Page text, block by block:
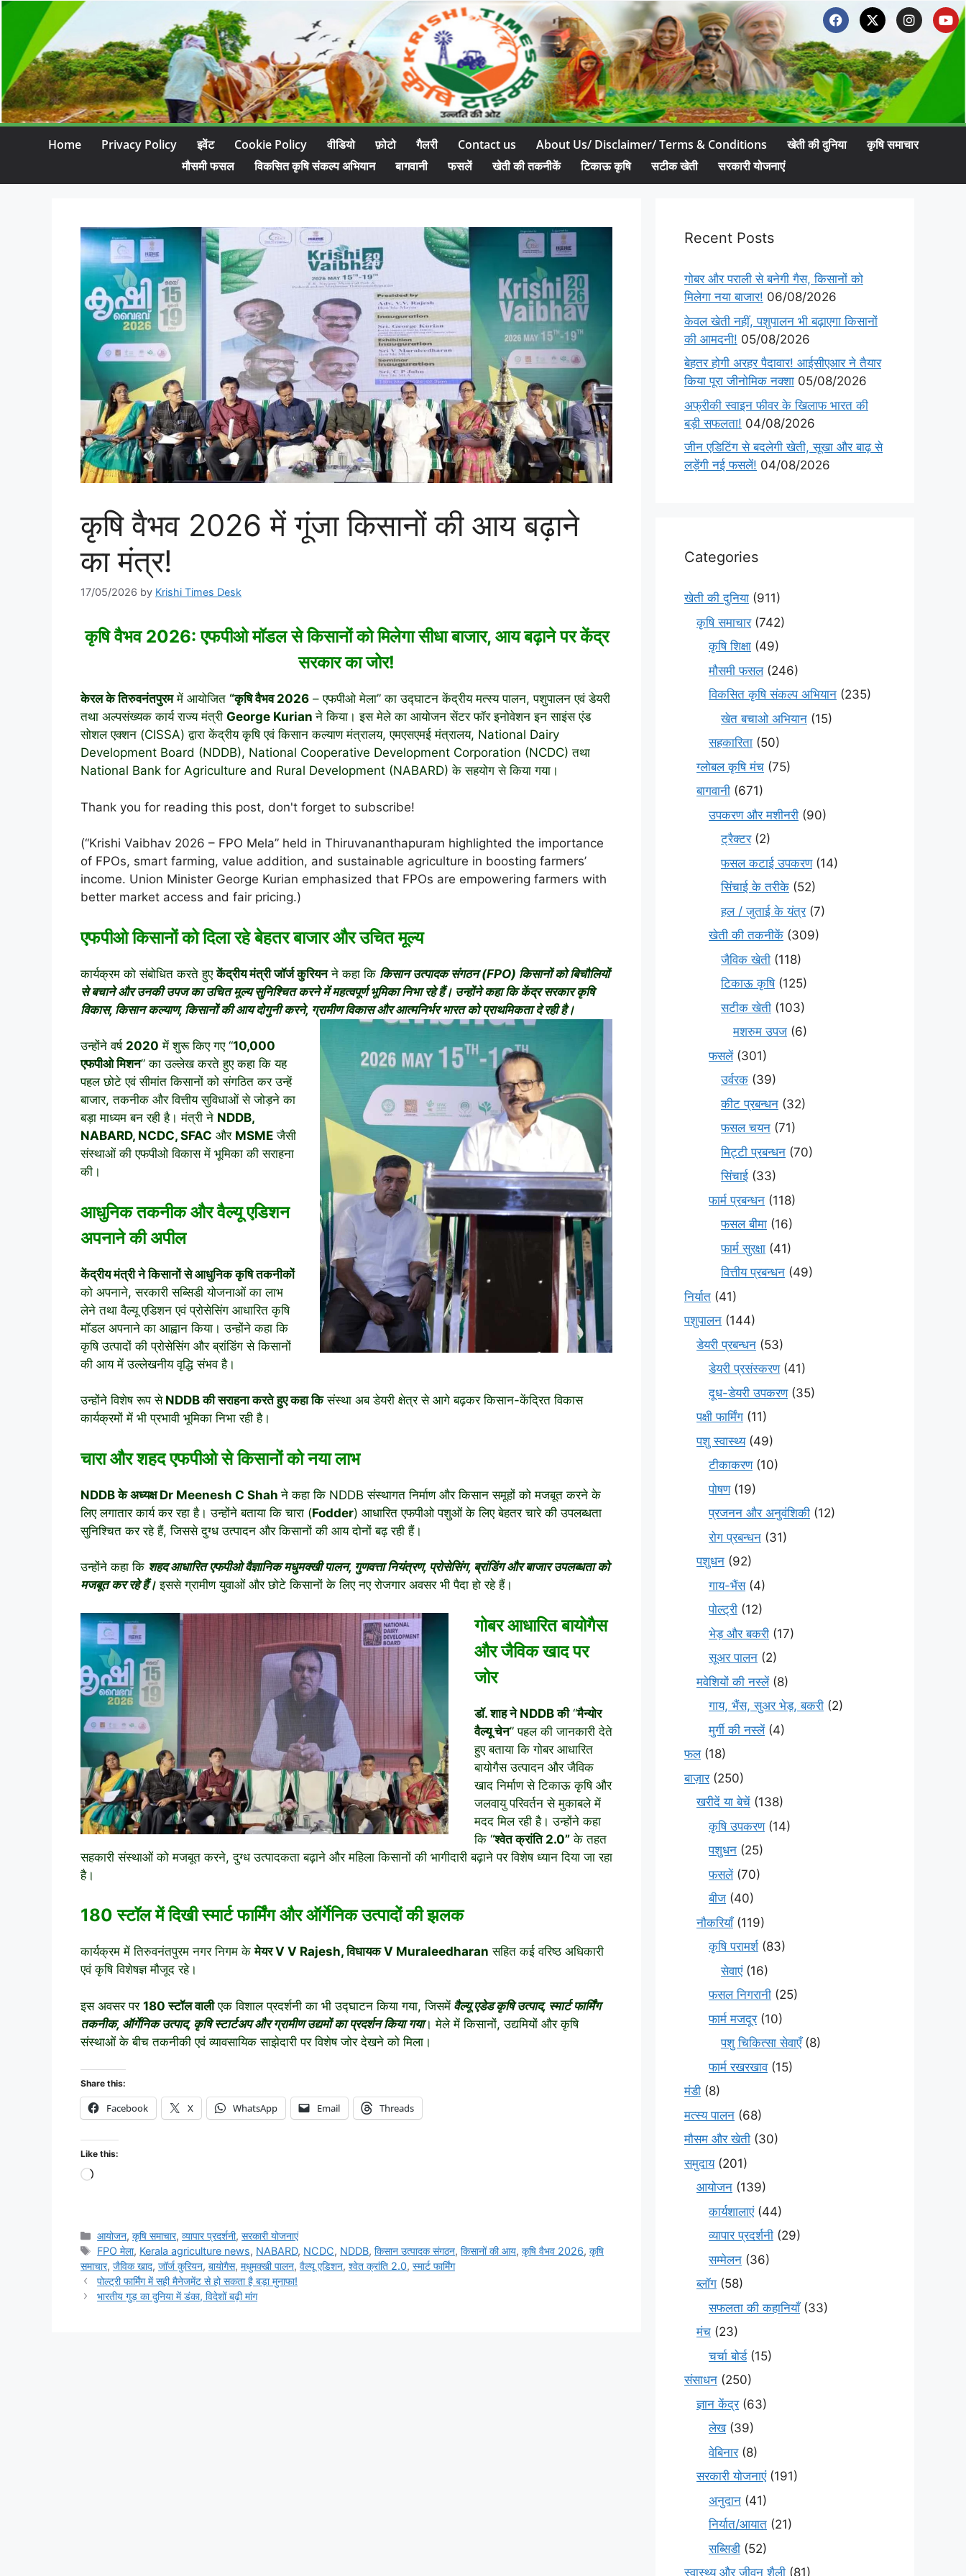
Home Privacy Policy इवेंट Cookie Policy वीडियो फ़ोटो गैलरी Contact us About Us/ Disclaimer/ Terms & Conditions खेती की दुनिया
कृषि समाचार
मौसमी फसल
विकसित कृषि संकल्प अभियान बागवानी फसलें खेती की तकनीकें टिकाऊ कृषि सटीक खेती सरकारी योजनाएं
कृषि वैभव 2026 में गूंजा किसानों की आय बढ़ाने
का मंत्र!
17/05/2026 by Krishi Times Desk
कृषि वैभव 2026: एफपीओ मॉडल से किसानों को मिलेगा सीधा बाजार, आय बढ़ाने पर केंद्र
सरकार का जोर!
केरल के तिरुवनंतपुरममें आयोजित “कृषि वैभव 2026 – एफपीओ मेला” का उद्घाटन केंद्रीय मत्स्य पालन, पशुपालन एवं डेयरी
तथा अल्पसंख्यक कार्य राज्य मंत्री George Kurian ने किया। इस मेले का आयोजन सेंटर फॉर इनोवेशन इन साइंस एंड
सोशल एक्शन (CISSA) द्वारा केंद्रीय कृषि एवं किसान कल्याण मंत्रालय, एमएसएमई मंत्रालय, National Dairy
Development Board (NDDB), National Cooperative Development Corporation (NCDC) तथा
National Bank for Agriculture and Rural Development (NABARD) के सहयोग से किया गया।
Thank you for reading this post, don't forget to subscribe!
(“Krishi Vaibhav 2026 – FPO Mela” held in Thiruvananthapuram highlighted the importance
of FPOs, smart farming, value addition, and sustainable agriculture in boosting farmers’
income. Union Minister George Kurian emphasized that FPOs are empowering farmers with
better market access and fair pricing.)
एफपीओ किसानों को दिला रहे बेहतर बाजार और उचित मूल्य
कार्यक्रम को संबोधित करते हुएकेंद्रीय मंत्री जॉर्ज कुरियनने कहा कि किसान उत्पादक संगठन (FPO) किसानों को बिचौलियों
से बचाने और उनकी उपज का उचित मूल्य सुनिश्चित करने में महत्वपूर्ण भूमिका निभा रहे हैं। उन्होंने कहा कि केंद्र सरकार कृषि
विकास, किसान कल्याण, किसानों की आय दोगुनी करने, ग्रामीण विकास और आत्मनिर्भर भारत को प्राथमिकता दे रही है।
उन्होंने वर्ष 2020 में शुरू किए गए “10,000
एफपीओ मिशन” का उल्लेख करते हुए कहा कि यह
पहल छोटे एवं सीमांत किसानों को संगठित कर उन्हें
बाजार, तकनीक और वित्तीय सुविधाओं से जोड़ने का
बड़ा माध्यम बन रही है। मंत्री ने NDDB,
NABARD, NCDC, SFAC और MSME जैसी
संस्थाओं की एफपीओ विकास में भूमिका की सराहना
की।
आधुनिक तकनीक और वैल्यू एडिशन
अपनाने की अपील
केंद्रीय मंत्री ने किसानों से आधुनिक कृषि तकनीकों
को अपनाने, सरकारी सब्सिडी योजनाओं का लाभ
लेने तथा वैल्यू एडिशन एवं प्रोसेसिंग आधारित कृषि
मॉडल अपनाने का आह्वान किया। उन्होंने कहा कि
कृषि उत्पादों की प्रोसेसिंग और ब्रांडिंग से किसानों
की आय में उल्लेखनीय वृद्धि संभव है।
उन्होंने विशेष रूप सेNDDB की सराहना करते हुए कहा किसंस्था अब डेयरी क्षेत्र से आगे बढ़कर किसान-केंद्रित विकास
कार्यक्रमों में भी प्रभावी भूमिका निभा रही है।
चारा और शहद एफपीओ से किसानों को नया लाभ
NDDB के अध्यक्षDr Meenesh C Shah ने कहा कि NDDB संस्थागत निर्माण और किसान समूहों को मजबूत करने के
लिए लगातार कार्य कर रहा है। उन्होंने बताया कि चारा (Fodder) आधारित एफपीओ पशुओं के लिए बेहतर चारे की उपलब्धता
सुनिश्चित कर रहे हैं, जिससे दुग्ध उत्पादन और किसानों की आय दोनों बढ़ रही हैं।
उन्होंने कहा कि शहद आधारित एफपीओ वैज्ञानिक मधुमक्खी पालन, गुणवत्ता नियंत्रण, प्रोसेसिंग, ब्रांडिंग और बाजार उपलब्धता को
मजबूत कर रहे हैं। इससे ग्रामीण युवाओं और छोटे किसानों के लिए नए रोजगार अवसर भी पैदा हो रहे हैं।
गोबर आधारित बायोगैस
और जैविक खाद पर
जोर
डॉ. शाह ने NDDB की“मैन्योर
वैल्यू चेन” पहल की जानकारी देते
हुए बताया कि गोबर आधारित
बायोगैस उत्पादन और जैविक
खाद निर्माण से टिकाऊ कृषि और
जलवायु परिवर्तन से मुकाबले में
मदद मिल रही है। उन्होंने कहा
कि “श्वेत क्रांति 2.0” के तहत
सहकारी संस्थाओं को मजबूत करने, दुग्ध उत्पादकता बढ़ाने और महिला किसानों की भागीदारी बढ़ाने पर विशेष ध्यान दिया जा रहा
है।
180 स्टॉल में दिखी स्मार्ट फार्मिंग और ऑर्गेनिक उत्पादों की झलक
कार्यक्रम में तिरुवनंतपुरम नगर निगम केमेयरV V Rajesh, विधायकV Muraleedharan सहित कई वरिष्ठ अधिकारी
एवं कृषि विशेषज्ञ मौजूद रहे।
इस अवसर पर 180 स्टॉल वालीएक विशाल प्रदर्शनी का भी उद्घाटन किया गया, जिसमें वैल्यू एडेड कृषि उत्पाद, स्मार्ट फार्मिंग
तकनीक, ऑर्गेनिक उत्पाद, कृषि स्टार्टअप और ग्रामीण उद्यमों का प्रदर्शन किया गया। मेले में किसानों, उद्यमियों और कृषि
संस्थाओं के बीच तकनीकी एवं व्यावसायिक साझेदारी पर विशेष जोर देखने को मिला।
Share this:
Facebook X WhatsApp Email Threads
Like this:
आयोजन,कृषि समाचार,व्यापार प्रदर्शनी,सरकारी योजनाएं
FPO मेला, Kerala agriculture news, NABARD, NCDC, NDDB,किसान उत्पादक संगठन,किसानों की आय,कृषि वैभव 2026,कृषि
समाचार, जैविक खाद, जॉर्ज कुरियन, बायोगैस, मधुमक्खी पालन, वैल्यू एडिशन, श्वेत क्रांति 2.0, स्मार्ट फार्मिंग
पोल्ट्री फार्मिंग में सही मैनेजमेंट से हो सकता है बड़ा मुनाफा!
भारतीय गुड़ का दुनिया में डंका, विदेशों बढ़ी मांग
Recent Posts
गोबर और पराली से बनेगी गैस, किसानों को
मिलेगा नया बाजार! 06/08/2026
केवल खेती नहीं, पशुपालन भी बढ़ाएगा किसानों
की आमदनी! 05/08/2026
बेहतर होगी अरहर पैदावार! आईसीएआर ने तैयार
किया पूरा जीनोमिक नक्शा 05/08/2026
अफ्रीकी स्वाइन फीवर के खिलाफ भारत की
बड़ी सफलता! 04/08/2026
जीन एडिटिंग से बदलेगी खेती, सूखा और बाढ़ से
लड़ेंगी नई फसलें! 04/08/2026
Categories
खेती की दुनिया (911)
कृषि समाचार(742)
कृषि शिक्षा (49)
मौसमी फसल(246)
विकसित कृषि संकल्प अभियान (235)
खेत बचाओ अभियान (15)
सहकारिता (50)
ग्लोबल कृषि मंच (75)
बागवानी (671)
उपकरण और मशीनरी (90)
ट्रैक्टर(2)
फसल कटाई उपकरण(14)
सिंचाई के तरीके (52)
हल / जुताई के यंत्र(7)
खेती की तकनीकें (309)
जैविक खेती (118)
टिकाऊ कृषि(125)
सटीक खेती (103)
मशरुम उपज (6)
फसलें(301)
उर्वरक (39)
कीट प्रबन्धन (32)
फसल चयन (71)
मि‌ट्टी प्रबन्धन (70)
सिंचाई (33)
फार्म प्रबन्धन (118)
फसल बीमा (16)
फार्म सुरक्षा (41)
वित्तीय प्रबन्धन (49)
निर्यात (41)
पशुपालन (144)
डेयरी प्रबन्धन (53)
डेयरी प्रसंस्करण(41)
दूध-डेयरी उपकरण(35)
पक्षी फार्मिंग (11)
पशु स्वास्थ्य(49)
टीकाकरण(10)
पोषण(19)
प्रजनन और अनुवंशिकी (12)
रोग प्रबन्धन (31)
पशुधन (92)
गाय-भैंस(4)
पोल्ट्री (12)
भेड़ और बकरी (17)
सूअर पालन (2)
मवेशियों की नस्लें(8)
गाय, भैंस, सुअर भेड़, बकरी (2)
मुर्गी की नस्लें(4)
फल(18)
बाज़ार(250)
खरीदें या बेचें (138)
कृषि उपकरण(14)
पशुधन (25)
फसलें(70)
बीज (40)
नौकरियाँ(119)
कृषि परामर्श(83)
सेवाएं(16)
फसल निगरानी (25)
फार्म मजदूर(10)
पशु चिकित्सा सेवाएँ(8)
फार्म रखरखाव(15)
मंडी (8)
मत्स्य पालन (68)
मौसम और खेती (30)
समुदाय(201)
आयोजन (139)
कार्यशालाएं(44)
व्यापार प्रदर्शनी (29)
सम्मेलन (36)
ब्लॉग (58)
सफलता की कहानियाँ(33)
मंच (23)
चर्चा बोर्ड(15)
संसाधन (250)
ज्ञान केंद्र(63)
लेख(39)
वेबिनार(8)
सरकारी योजनाएं(191)
अनुदान (41)
निर्यात/आयात (21)
सब्सिडी (52)
स्वास्थ्य और जीवन शैली (81)